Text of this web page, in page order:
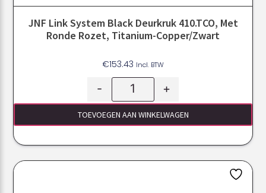
JNF Link System Black Deurkruk 410.TCO, Met
Ronde Rozet, Titanium-Copper/Zwart
€153.43 Incl. BTW
- +
TOEVOEGEN AAN WINKELWAGEN